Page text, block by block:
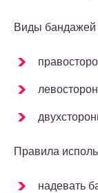
Виды бандажей
Правила
надевать